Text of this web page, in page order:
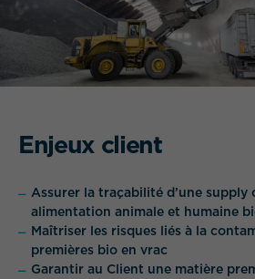
QUEL EST VOTRE
Enjeux client
Assurer la traçabilité d’une supply
alimentation animale et humaine
Maîtriser les risques liés à la
premières bio en vrac
Garantir au Client une matière